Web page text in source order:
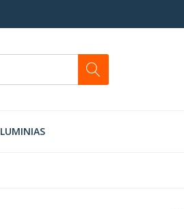
LUMINIAS